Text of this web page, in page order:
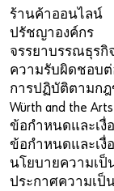
ร้านค้าออนไลน์
ปรัชญาองค์กร
จรรยาบรรณธุรกิ
ความรับผิดชอบต่
การปฏิบัติตามก
Würth and the Arts
ข้อกำหนดและเงื่
ข้อกำหนดและเงื่
นโยบายความเป็
ประกาศความเป็